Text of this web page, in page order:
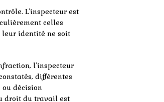
L’inspecteur est
celles
leur identité ne soit
l’inspecteur
différentes
ou décision
droit du travail est